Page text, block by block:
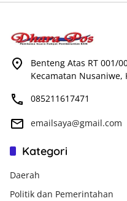
Benteng Atas RT 001/
Kecamatan Nusaniwe,
085211617471
emailsaya@gmail.com
Kategori
Daerah
Politik dan Pemerintahan